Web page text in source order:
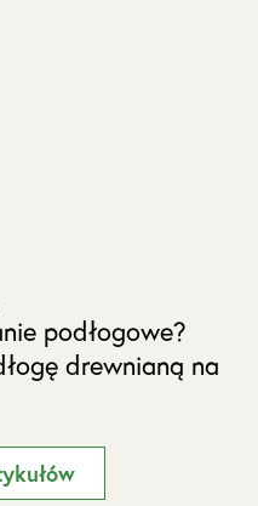
podłogowe?
drewnianą na